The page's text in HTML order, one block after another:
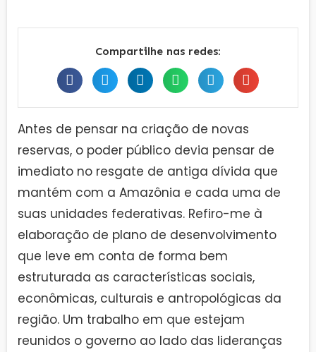
Compartilhe nas redes:
Antes de pensar na criação de novas
reservas, o poder público devia pensar de
imediato no resgate de antiga dívida que
mantém com a Amazônia e cada uma de
suas unidades federativas. Refiro-me à
elaboração de plano de desenvolvimento
que leve em conta de forma bem
estruturada as características sociais,
econômicas, culturais e antropológicas da
região. Um trabalho em que estejam
reunidos o governo ao lado das lideranças